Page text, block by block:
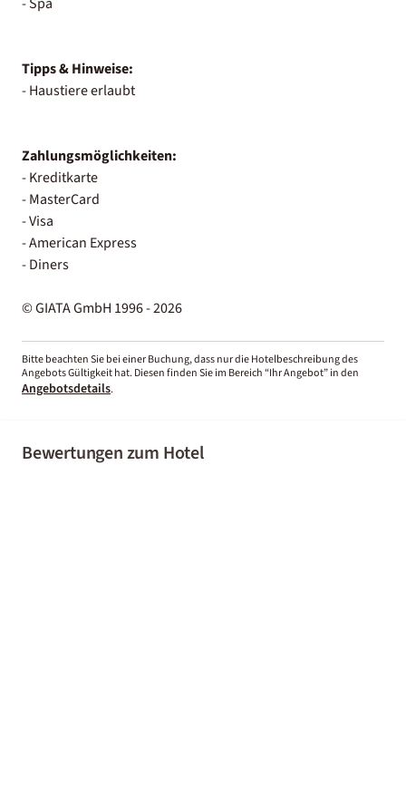
Tipps & Hinweise:
- Haustiere erlaubt
Zahlungsmöglichkeiten:
- Kreditkarte
- MasterCard
- Visa
- American Express
- Diners
© GIATA GmbH 1996 - 2026
Bitte beachten Sie bei einer Buchung, dass nur die Hotelbeschreibung des
Angebots Gültigkeit hat. Diesen finden Sie im Bereich “Ihr Angebot” in den
Angebotsdetails.
Bewertungen zum Hotel